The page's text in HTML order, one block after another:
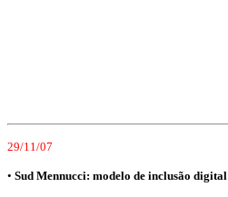
29/11/07
• Sud Mennucci: modelo de inclusão digital